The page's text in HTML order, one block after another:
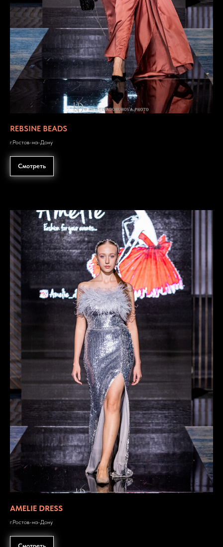
REBSINE BEADS
г.Ростов-на-Дону
Смотреть
AMELIE DRESS
г.Ростов-на-Дону
Смотреть